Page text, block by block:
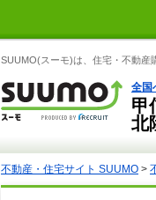
SUUMO(スーモ)は、住宅・不動産
全国
甲
北
不動産・住宅サイト SUUMO >